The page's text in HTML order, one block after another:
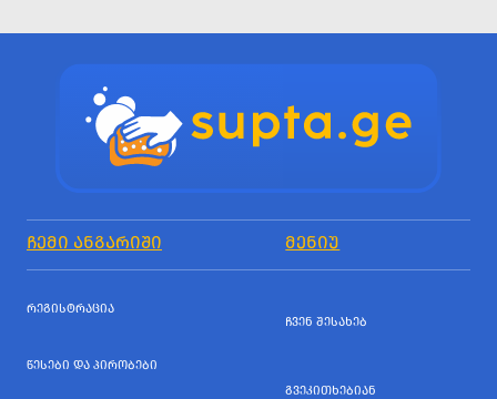
ᲩᲔᲛᲘ ᲐᲜᲒᲐᲠᲘᲨᲘ ᲛᲔᲜᲘᲣ
ᲠᲔᲒᲘᲡᲢᲠᲐᲪᲘᲐ
ᲬᲔᲡᲔᲑᲘ ᲓᲐ ᲞᲘᲠᲝᲑᲔᲑᲘ
ᲩᲕᲔᲜ ᲨᲔᲡᲐᲮᲔᲑ
ᲒᲕᲔᲙᲘᲗᲮᲔᲑᲘᲐᲜ